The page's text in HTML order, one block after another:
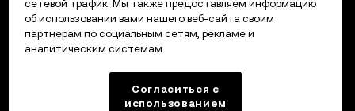
сетевой трафик. Мы также предоставляем информацию
об использовании вами нашего веб-сайта своим
партнерам по социальным сетям, рекламе и
аналитическим системам.
Согласиться с
использованием